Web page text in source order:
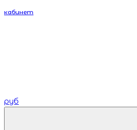
кабинет
руб